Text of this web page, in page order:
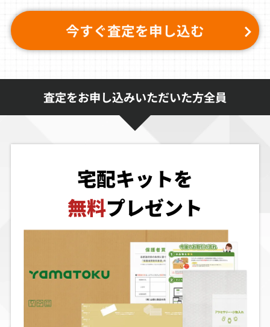
買取価格
10,000
買取価格
9,300
買取価格
9,000
買取価格
9,000
買取価格
9,000
買取価格
9,000
買取価格
9,000 9,000
買取価格
バートのジャッ
クと豆の木
買取価格
8,200
タンブルポップ
今すぐ査定を申し込む
査定をお申し込みいただいた方全員
宅配キットを
無料プレゼント